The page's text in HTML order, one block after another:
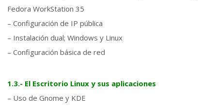
Fedora WorkStation 35
– Configuración de IP pública
– Instalación dual; Windows y Linux
– Configuración básica de red
1.3.- El Escritorio Linux y sus aplicaciones
– Uso de Gnome y KDE